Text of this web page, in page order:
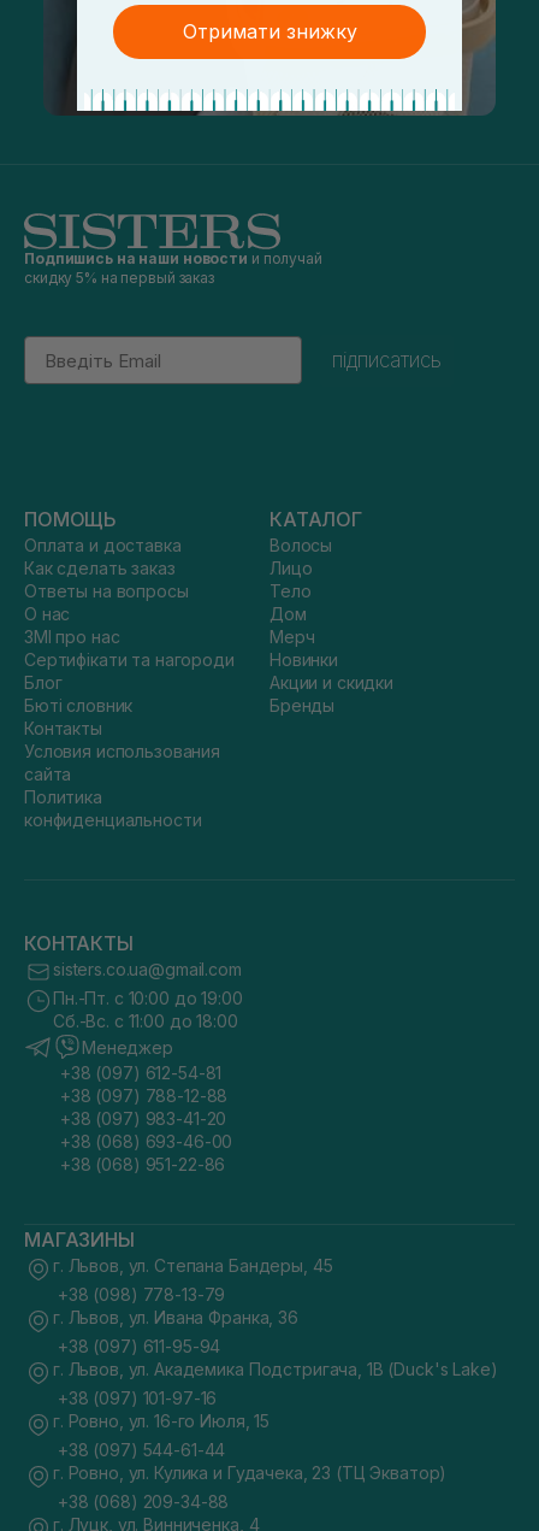
Подпишись на наши новости и получай
скидку 5% на первый заказ
Email
підписатись
ПОМОЩЬ
Оплата и доставка
Как сделать заказ
Ответы на вопросы
О нас
ЗМІ про нас
Сертифікати та нагороди
Блог
Бюті словник
Контакты
Условия использования
сайта
Политика
конфиденциальности
КАТАЛОГ
Волосы
Лицо
Тело
Дом
Мерч
Новинки
Акции и скидки
Бренды
КОНТАКТЫ
sisters.co.ua@gmail.com
Пн.-Пт. с 10:00 до 19:00
Сб.-Вс. с 11:00 до 18:00
Менеджер
+38 (097) 612-54-81
+38 (097) 788-12-88
+38 (097) 983-41-20
+38 (068) 693-46-00
+38 (068) 951-22-86
МАГАЗИНЫ
г. Львов, ул. Степана Бандеры, 45
+38 (098) 778-13-79
г. Львов, ул. Ивана Франка, 36
+38 (097) 611-95-94
г. Львов, ул. Академика Подстригача, 1В (Duck's Lake)
+38 (097) 101-97-16
г. Ровно, ул. 16-го Июля, 15
+38 (097) 544-61-44
г. Ровно, ул. Кулика и Гудачека, 23 (ТЦ Экватор)
+38 (068) 209-34-88
г. Луцк, ул. Винниченка, 4
Отримати знижку